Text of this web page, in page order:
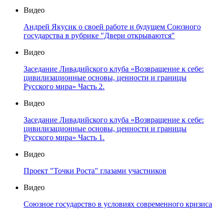
Видео
Андрей Якусик о своей работе и будущем Союзного
государства в рубрике "Двери открываются"
Видео
Заседание Ливадийского клуба «Возвращение к себе:
цивилизационные основы, ценности и границы
Русского мира» Часть 2.
Видео
Заседание Ливадийского клуба «Возвращение к себе:
цивилизационные основы, ценности и границы
Русского мира» Часть 1.
Видео
Проект "Точки Роста" глазами участников
Видео
Союзное государство в условиях современного кризиса